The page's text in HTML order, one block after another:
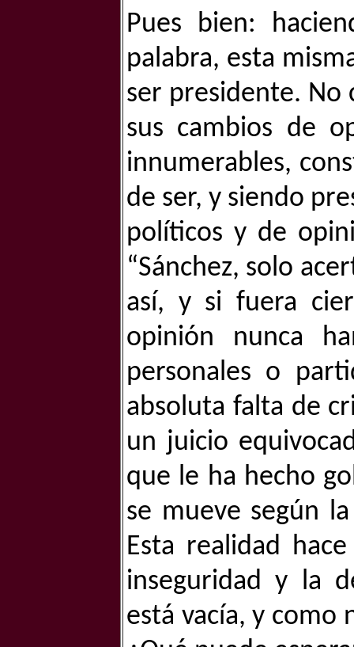
Pues bien:
palabra, esta
ser presidente. No
sus cambios de
innumerables,
de ser, y siendo
políticos y de
“Sánchez, solo
así, y si fuera
opinión nunca
personales o
absoluta falta de
un juicio
que le ha hecho
se mueve según
Esta realidad
inseguridad y la
está vacía, y como